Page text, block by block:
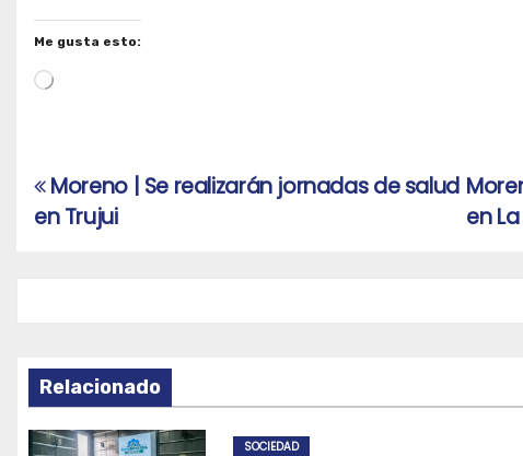
Me gusta esto:
Cargando...
Navegación
de
en
Moreno | Se realizarán jornadas de salud
en Trujui
Relacionado
SOCIEDAD